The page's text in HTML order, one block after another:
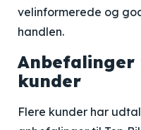
velinformerede og
handlen.
kunder
Flere kunder har